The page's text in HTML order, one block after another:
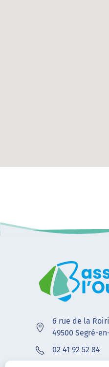
6 rue de la
49500 Segré-
02 41 92 52 84